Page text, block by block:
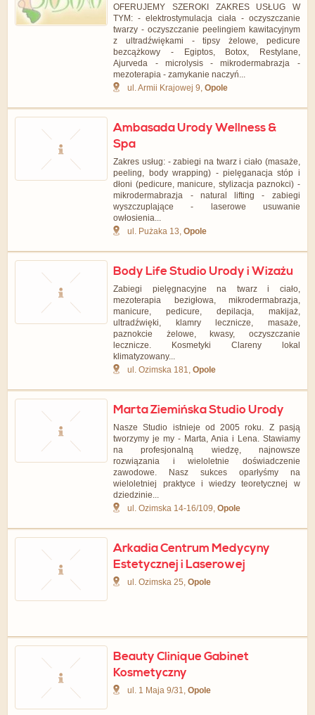
OFERUJEMY SZEROKI ZAKRES USŁUG W
TYM: - elektrostymulacja ciała - oczyszczanie
twarzy - oczyszczanie peelingiem kawitacyjnym
z ultradźwiękami - tipsy żelowe, pedicure
bezcążkowy - Egiptos, Botox, Restylane,
Ajurveda - microlysis - mikrodermabrazja -
mezoterapia - zamykanie naczyń...
ul. Armii Krajowej 9,Opole
Ambasada Urody Wellness &
Spa
Zakres usług: - zabiegi na twarz i ciało (masaże,
peeling, body wrapping) - pielęganacja stóp i
dłoni (pedicure, manicure, stylizacja paznokci) -
mikrodermabrazja - natural lifting - zabiegi
wyszczuplające - laserowe usuwanie
owłosienia...
ul. Pużaka 13,Opole
Body Life Studio Urody i Wizażu
Zabiegi pielęgnacyjne na twarz i ciało,
mezoterapia bezigłowa, mikrodermabrazja,
manicure, pedicure, depilacja, makijaż,
ultradźwięki, klamry lecznicze, masaże,
paznokcie żelowe, kwasy, oczyszczanie
lecznicze. Kosmetyki Clareny lokal
klimatyzowany...
ul. Ozimska 181,Opole
Marta Ziemińska Studio Urody
Nasze Studio istnieje od 2005 roku. Z pasją
tworzymy je my - Marta, Ania i Lena. Stawiamy
na profesjonalną wiedzę, najnowsze
rozwiązania i wieloletnie doświadczenie
zawodowe. Nasz sukces oparłyśmy na
wieloletniej praktyce i wiedzy teoretycznej w
dziedzinie...
ul. Ozimska 14-16/109,Opole
Arkadia Centrum Medycyny
Estetycznej i Laserowej
ul. Ozimska 25,Opole
Beauty Clinique Gabinet
Kosmetyczny
ul. 1 Maja 9/31,Opole